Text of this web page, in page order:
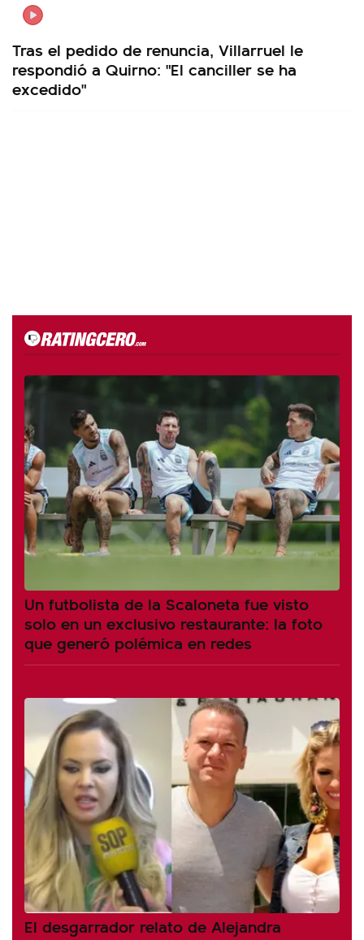
Tras el pedido de renuncia, Villarruel le
respondió a Quirno: "El canciller se ha
excedido"
Un futbolista de la Scaloneta fue visto
solo en un exclusivo restaurante: la foto
que generó polémica en redes
El desgarrador relato de Alejandra